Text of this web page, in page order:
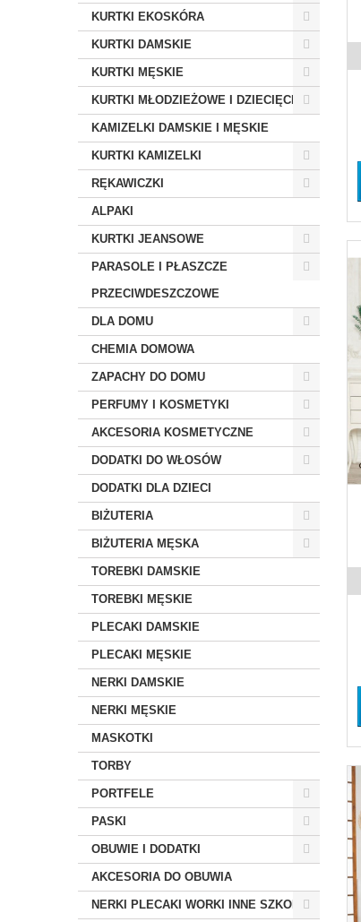
KURTKI EKOSKÓRA
KURTKI DAMSKIE
KURTKI MĘSKIE
KURTKI MŁODZIEŻOWE I DZIECIĘCE
KAMIZELKI DAMSKIE I MĘSKIE
KURTKI KAMIZELKI
RĘKAWICZKI
ALPAKI
KURTKI JEANSOWE
PARASOLE I PŁASZCZE
PRZECIWDESZCZOWE
DLA DOMU
CHEMIA DOMOWA
ZAPACHY DO DOMU
PERFUMY I KOSMETYKI
AKCESORIA KOSMETYCZNE
DODATKI DO WŁOSÓW
DODATKI DLA DZIECI
BIŻUTERIA
BIŻUTERIA MĘSKA
TOREBKI DAMSKIE
TOREBKI MĘSKIE
PLECAKI DAMSKIE
PLECAKI MĘSKIE
NERKI DAMSKIE
NERKI MĘSKIE
MASKOTKI
TORBY
PORTFELE
PASKI
OBUWIE I DODATKI
AKCESORIA DO OBUWIA
NERKI PLECAKI WORKI INNE SZKOLNE